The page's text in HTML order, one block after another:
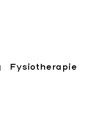
Fysiotherapie